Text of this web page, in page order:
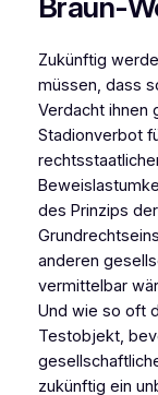
Zukünftig
müssen, dass
Verdacht ihnen
Stadionverbot
des Prinzips
anderen
vermittelbar
Und wie so oft
Testobjekt,
zukünftig ein